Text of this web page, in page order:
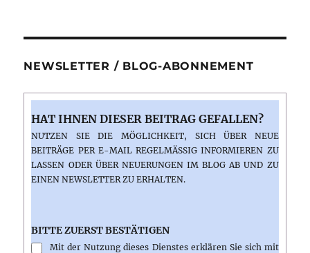
NEWSLETTER / BLOG-ABONNEMENT
HAT IHNEN DIESER BEITRAG GEFALLEN?
NUTZEN SIE DIE MÖGLICHKEIT, SICH ÜBER NEUE
BEITRÄGE PER E-MAIL REGELMÄSSIG INFORMIEREN ZU L
ASSEN ODER ÜBER NEUERUNGEN IM BLOG AB UND ZU E
INEN NEWSLETTER ZU ERHALTEN.
BITTE ZUERST BESTÄTIGEN
Mit der Nutzung dieses Dienstes erklären Sie sich mit